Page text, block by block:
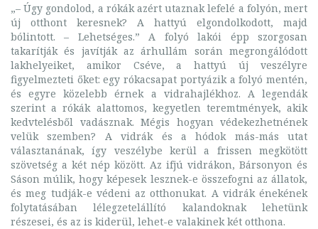
„– Úgy gondolod, a rókák azért utaznak lefelé a folyón, mert
új otthont keresnek? A hattyú elgondolkodott, majd
bólintott. – Lehetséges.” A folyó lakói épp szorgosan
takarítják és javítják az árhullám során megrongálódott
lakhelyeiket, amikor Cséve, a hattyú új veszélyre
figyelmezteti őket: egy rókacsapat portyázik a folyó mentén,
és egyre közelebb érnek a vidrahajlékhoz. A legendák
szerint a rókák alattomos, kegyetlen teremtmények, akik
kedvtelésből vadásznak. Mégis hogyan védekezhetnének
velük szemben? A vidrák és a hódok más-más utat
választanának, így veszélybe kerül a frissen megkötött
szövetség a két nép között. Az ifjú vidrákon, Bársonyon és
Sáson múlik, hogy képesek lesznek-e összefogni az állatok,
és meg tudják-e védeni az otthonukat. A vidrák énekének
folytatásában lélegzetelállító kalandoknak lehetünk
részesei, és az is kiderül, lehet-e valakinek két otthona.